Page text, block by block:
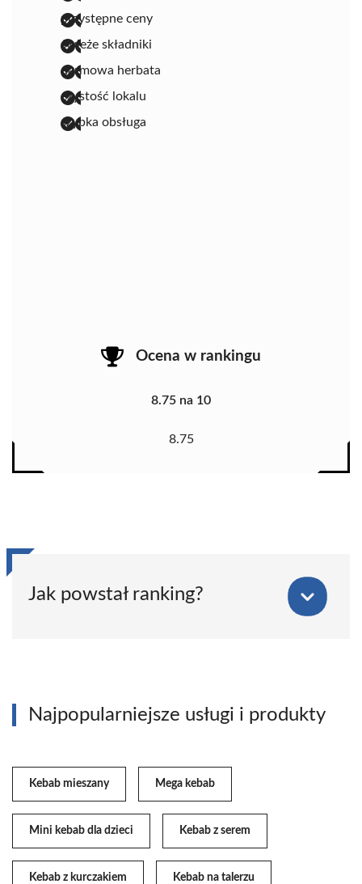
przystępne ceny
świeże składniki
darmowa herbata
czystość lokalu
szybka obsługa
Ocena w rankingu
8.75 na 10
8.75
Jak powstał ranking?
Najpopularniejsze usługi i produkty
Kebab mieszany Mega kebab
Mini kebab dla dzieci Kebab z serem
Kebab z kurczakiem Kebab na talerzu